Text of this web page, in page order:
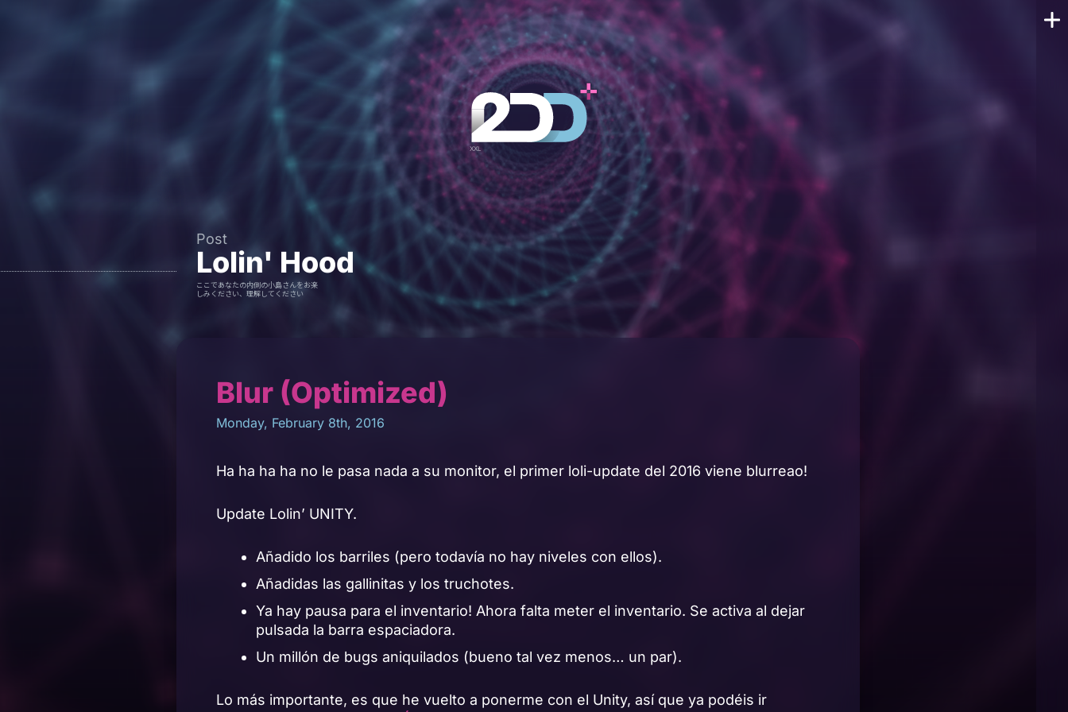
Post
Lolin' Hood
ここであなたの内側の小島さんをお楽
しみください、理解してください
Blur (Optimized)
Monday, February 8th, 2016
Ha ha ha ha no le pasa nada a su monitor, el primer loli-update del 2016 viene blurreao!
Update Lolin’ UNITY.
Añadido los barriles (pero todavía no hay niveles con ellos).
Añadidas las gallinitas y los truchotes.
Ya hay pausa para el inventario! Ahora falta meter el inventario. Se activa al dejar
pulsada la barra espaciadora.
Un millón de bugs aniquilados (bueno tal vez menos… un par).
Lo más importante, es que he vuelto a ponerme con el Unity, así que ya podéis ir